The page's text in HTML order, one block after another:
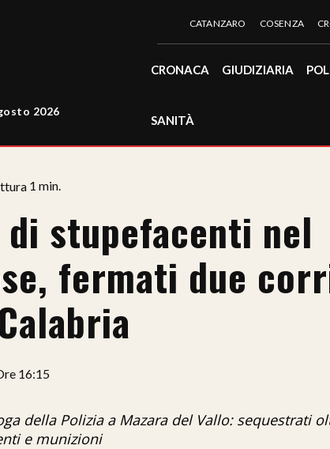
2026
CATANZARO COSENZA
CRONACA GIUDIZIARIA
SANITÀ
1 min.
stupefacenti nel
fermati due
16:15
della Polizia a Mazara del Vallo: sequestrati
e munizioni